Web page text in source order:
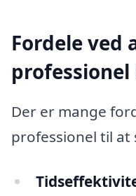
Fordele ved
Der er mange
professionel til at